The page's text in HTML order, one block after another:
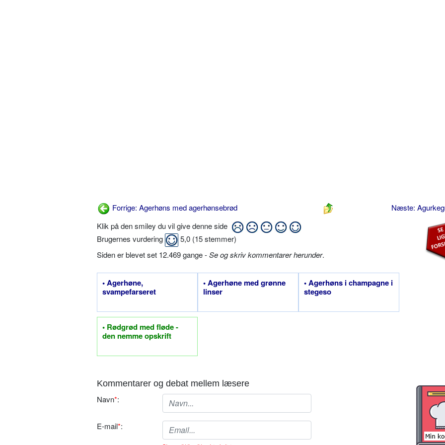
Forrige: Agerhøns med agerhønsebrød
Næste:
Klik på den smiley du vil give denne side
Brugernes vurdering
5,0 (15stemmer)
Siden er blevet set 12.469 gange -Se og skriv kommentarer herunder.
• Agerhøne,
svampefarseret
• Agerhøne med grønne
linser
• Agerhøns i champagne i
stegeso
• Rødgrød med fløde -
den nemme opskrift
Kommentarer og debat mellem læsere
Navn*:
E-mail*: